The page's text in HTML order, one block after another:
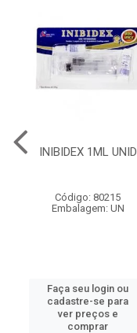
INIBIDEX 1ML UNID
Código: 80215
Embalagem: UN
Faça seu login ou
cadastre-se para
ver preços e
comprar